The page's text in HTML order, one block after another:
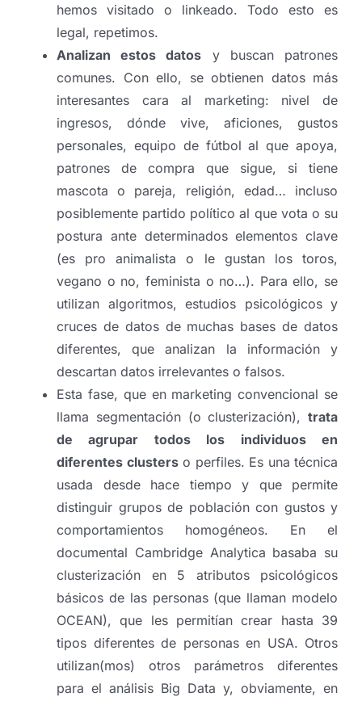
hemos visitado o linkeado. Todo esto es
legal, repetimos.
Analizan estos datos y buscan patrones
comunes. Con ello, se obtienen datos más
interesantes cara al marketing: nivel de
ingresos, dónde vive, aficiones, gustos
personales, equipo de fútbol al que apoya,
patrones de compra que sigue, si tiene
mascota o pareja, religión, edad… incluso
posiblemente partido político al que vota o su
postura ante determinados elementos clave
(es pro animalista o le gustan los toros,
vegano o no, feminista o no…). Para ello, se
utilizan algoritmos, estudios psicológicos y
cruces de datos de muchas bases de datos
diferentes, que analizan la información y
descartan datos irrelevantes o falsos.
Esta fase, que en marketing convencional se
llama segmentación (o clusterización), trata
de agrupar todos los individuos en
diferentes clusterso perfiles. Es una técnica
usada desde hace tiempo y que permite
distinguir grupos de población con gustos y
comportamientos homogéneos. En el
documental Cambridge Analytica basaba su
clusterización en 5 atributos psicológicos
básicos de las personas (que llaman modelo
OCEAN), que les permitían crear hasta 39
tipos diferentes de personas en USA. Otros
utilizan(mos) otros parámetros diferentes
para el análisis Big Data y, obviamente, en